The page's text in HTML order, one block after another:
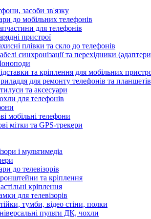
засоби зв'язку
до мобільних телефонів
для телефонів
пристрої
плівки та скло до телефонів
синхронізації та перехідники
та кріплення для мобільних
для ремонту телефонів та планшетів
та аксесуари
для телефонів
мобільні телефони
мітки та GPS-трекери
і мультимедіа
до телевізорів
та кріплення
кріплення
для телевізорів
тумби, відео стіни, полки
пульти ДК, чохли